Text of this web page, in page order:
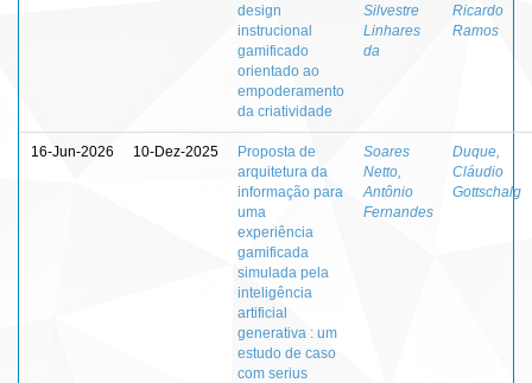
design
instrucional
gamificado
orientado ao
empoderamento
da criatividade
Silvestre
Linhares
da
Ricardo
Ramos
16-Jun-2026 10-Dez-2025
Proposta de
arquitetura da
informação para
uma
experiência
gamificada
simulada pela
inteligência
artificial
generativa : um
estudo de caso
com serius
Soares
Netto,
Antônio
Fernandes
Duque,
Cláudio
Gottschalg